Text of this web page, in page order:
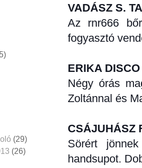
VADÁSZ S.
Az rnr666
fogyasztó
ERIKA
Négy órás
Zoltánnal és
CSÁJUHÁSZ
Sörért
handsupot.
(29)
(26)